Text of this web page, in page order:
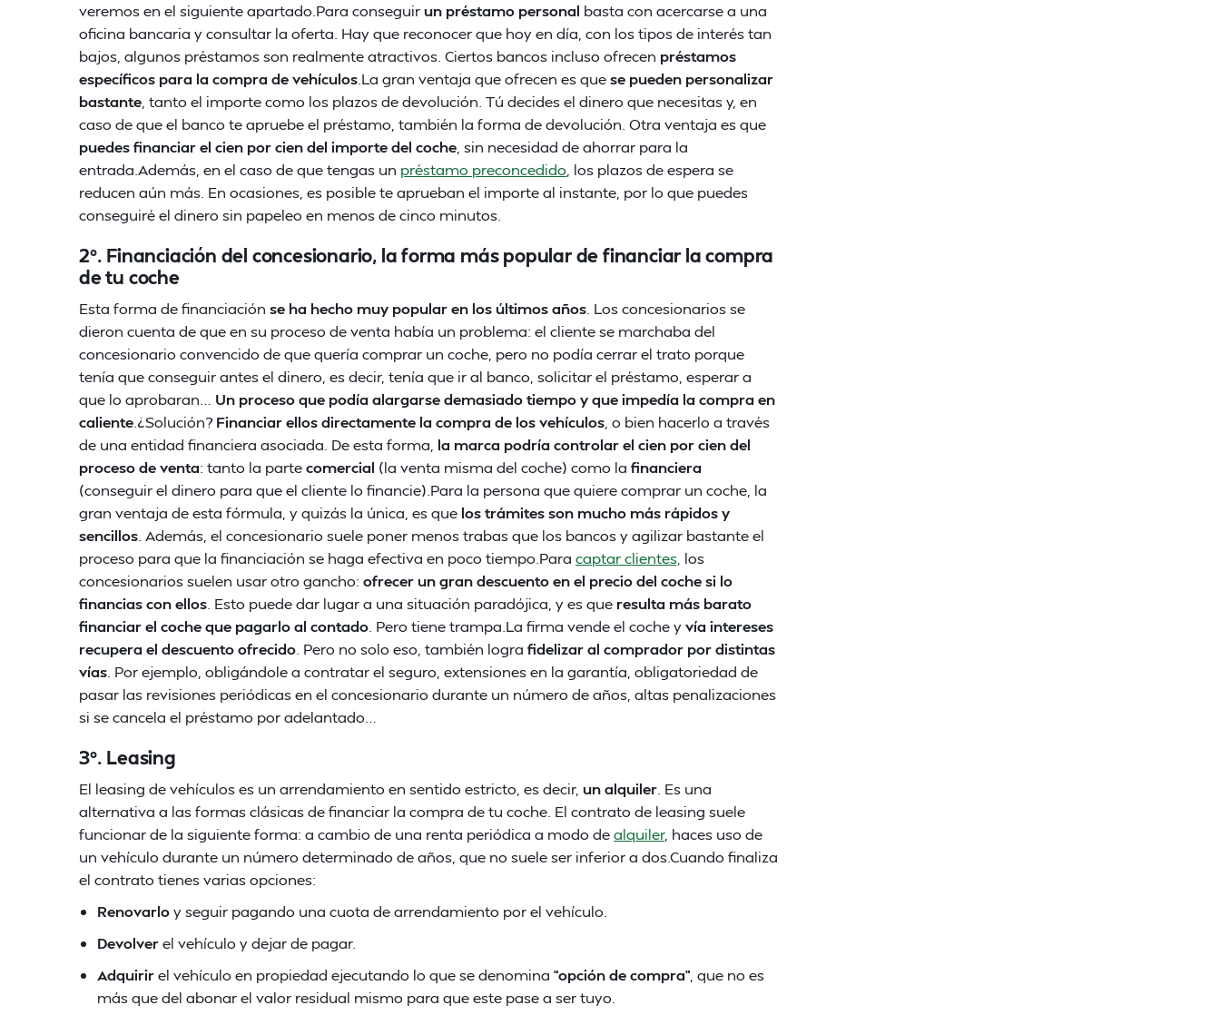
veremos en el siguiente apartado.Para conseguirun préstamo personal basta con acercarse a una
oficina bancaria y consultar la oferta. Hay que reconocer que hoy en día, con los tipos de interés tan
bajos, algunos préstamos son realmente atractivos. Ciertos bancos incluso ofrecen préstamos
específicos para la compra de vehículos .La gran ventaja que ofrecen es quese pueden personalizar
bastante , tanto el importe como los plazos de devolución. Tú decides el dinero que necesitas y, en
caso de que el banco te apruebe el préstamo, también la forma de devolución. Otra ventaja es que
puedes financiar el cien por cien del importe del coche , sin necesidad de ahorrar para la
entrada.Además, en el caso de que tengas un préstamo preconcedido , los plazos de espera se
reducen aún más. En ocasiones, es posible te aprueban el importe al instante, por lo que puedes
conseguiré el dinero sin papeleo en menos de cinco minutos.
2º. Financiación del concesionario, la forma más popular de financiar la compra
de tu coche
Esta forma de financiación se ha hecho muy popular en los últimos años . Los concesionarios se
dieron cuenta de que en su proceso de venta había un problema: el cliente se marchaba del
concesionario convencido de que quería comprar un coche, pero no podía cerrar el trato porque
tenía que conseguir antes el dinero, es decir, tenía que ir al banco, solicitar el préstamo, esperar a
que lo aprobaran… Un proceso que podía alargarse demasiado tiempo y que impedía la compra en
caliente .¿Solución?Financiar ellos directamente la compra de los vehículos , o bien hacerlo a través
de una entidad financiera asociada. De esta forma, la marca podría controlar el cien por cien del
proceso de venta: tanto la partecomercial (la venta misma del coche) como la financiera
(conseguir el dinero para que el cliente lo financie).Para la persona que quiere comprar un coche, la
gran ventaja de esta fórmula, y quizás la única, es que los trámites son mucho más rápidos y
sencillos . Además, el concesionario suele poner menos trabas que los bancos y agilizar bastante el
proceso para que la financiación se haga efectiva en poco tiempo.Para captar clientes, los
concesionarios suelen usar otro gancho: ofrecer un gran descuento en el precio del coche si lo
financias con ellos . Esto puede dar lugar a una situación paradójica, y es que resulta más barato
financiar el coche que pagarlo al contado . Pero tiene trampa.La firma vende el coche yvía intereses
recupera el descuento ofrecido . Pero no solo eso, también logra fidelizar al comprador por distintas
vías . Por ejemplo, obligándole a contratar el seguro, extensiones en la garantía, obligatoriedad de
pasar las revisiones periódicas en el concesionario durante un número de años, altas penalizaciones
si se cancela el préstamo por adelantado…
3º. Leasing
El leasing de vehículos es un arrendamiento en sentido estricto, es decir, un alquiler . Es una
alternativa a las formas clásicas de financiar la compra de tu coche. El contrato de leasing suele
funcionar de la siguiente forma: a cambio de una renta periódica a modo dealquiler, haces uso de
un vehículo durante un número determinado de años, que no suele ser inferior a dos.Cuando finaliza
el contrato tienes varias opciones:
Renovarloy seguir pagando una cuota de arrendamiento por el vehículo.
Devolverel vehículo y dejar de pagar.
Adquirirel vehículo en propiedad ejecutando lo que se denomina “opción de compra” , que no es
más que del abonar el valor residual mismo para que este pase a ser tuyo.